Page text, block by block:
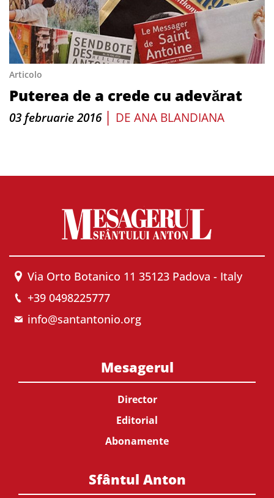
Articolo
Puterea de a crede cu adevărat
03 februarie 2016 | DE ANA BLANDIANA
Via Orto Botanico 11 35123 Padova - Italy
+39 0498225777
info@santantonio.org
Mesagerul
Director
Editorial
Abonamente
Sfântul Anton